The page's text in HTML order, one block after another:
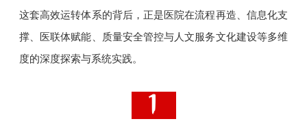
这套高效运转体系的背后，正是医院在流程再造、信息化支
撑、医联体赋能、质量安全管控与人文服务文化建设等多维
度的深度探索与系统实践。